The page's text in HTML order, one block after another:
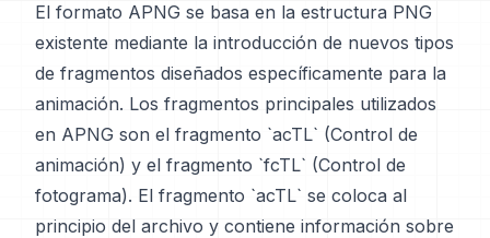
El formato APNG se basa en la estructura PNG
existente mediante la introducción de nuevos tipos
de fragmentos diseñados específicamente para la
animación. Los fragmentos principales utilizados
en APNG son el fragmento `acTL` (Control de
animación) y el fragmento `fcTL` (Control de
fotograma). El fragmento `acTL` se coloca al
principio del archivo y contiene información sobre